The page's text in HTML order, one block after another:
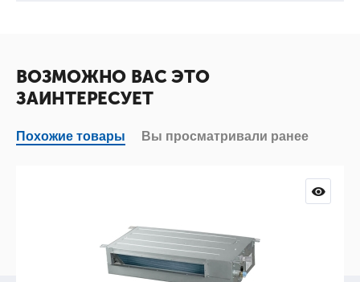
ВОЗМОЖНО ВАС ЭТО
ЗАИНТЕРЕСУЕТ
Похожие товары Вы просматривали ранее